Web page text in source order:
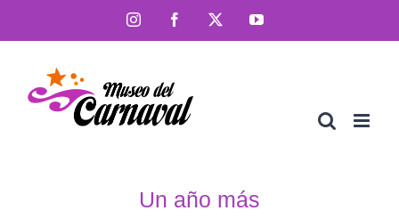
InstagramFacebook YouTube
Un año más